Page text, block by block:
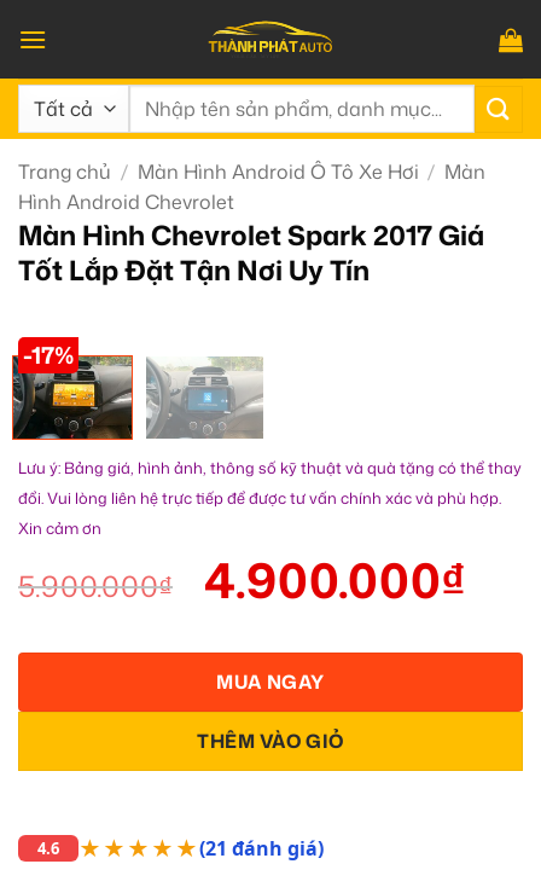
qua
nội
dung
Tìm
Trang chủ / Màn Hình Android Ô Tô Xe Hơi / Màn
Hình Android Chevrolet
Màn Hình Chevrolet Spark 2017 Giá
Tốt Lắp Đặt Tận Nơi Uy Tín
-17%
Lưu ý: Bảng giá, hình ảnh, thông số kỹ thuật và quà tặng có thể thay
đổi. Vui lòng liên hệ trực tiếp để được tư vấn chính xác và phù hợp.
Xin cảm ơn
5.900.000₫ 4.900.000₫
THÊM VÀO GIỎ
MUA NGAY
4.6 ★★★★★(21 đánh giá)